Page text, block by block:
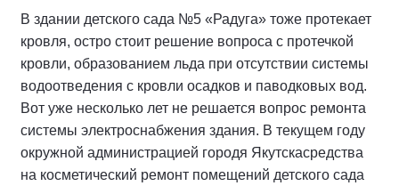
В здании детского сада №5 «Радуга» тоже протекает
кровля, остро стоит решение вопроса с протечкой
кровли, образованием льда при отсутствии системы
водоотведения с кровли осадков и паводковых вод.
Вот уже несколько лет не решается вопрос ремонта
системы электроснабжения здания. В текущем году
окружной администрацией городя Якутскасредства
на косметический ремонт помещений детского сада